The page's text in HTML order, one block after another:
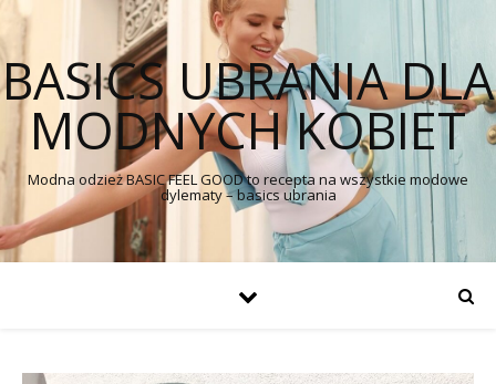
BASICS UBRANIA DLA
MODNYCH KOBIET
Modna odzież BASIC FEEL GOOD to recepta na wszystkie modowe
dylematy – basics ubrania